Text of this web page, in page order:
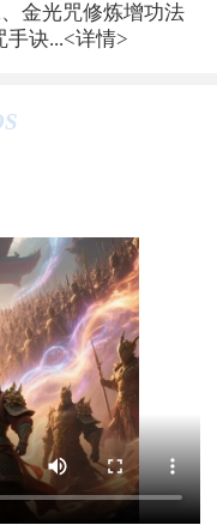
金光咒修炼增功法
手诀...<详情>